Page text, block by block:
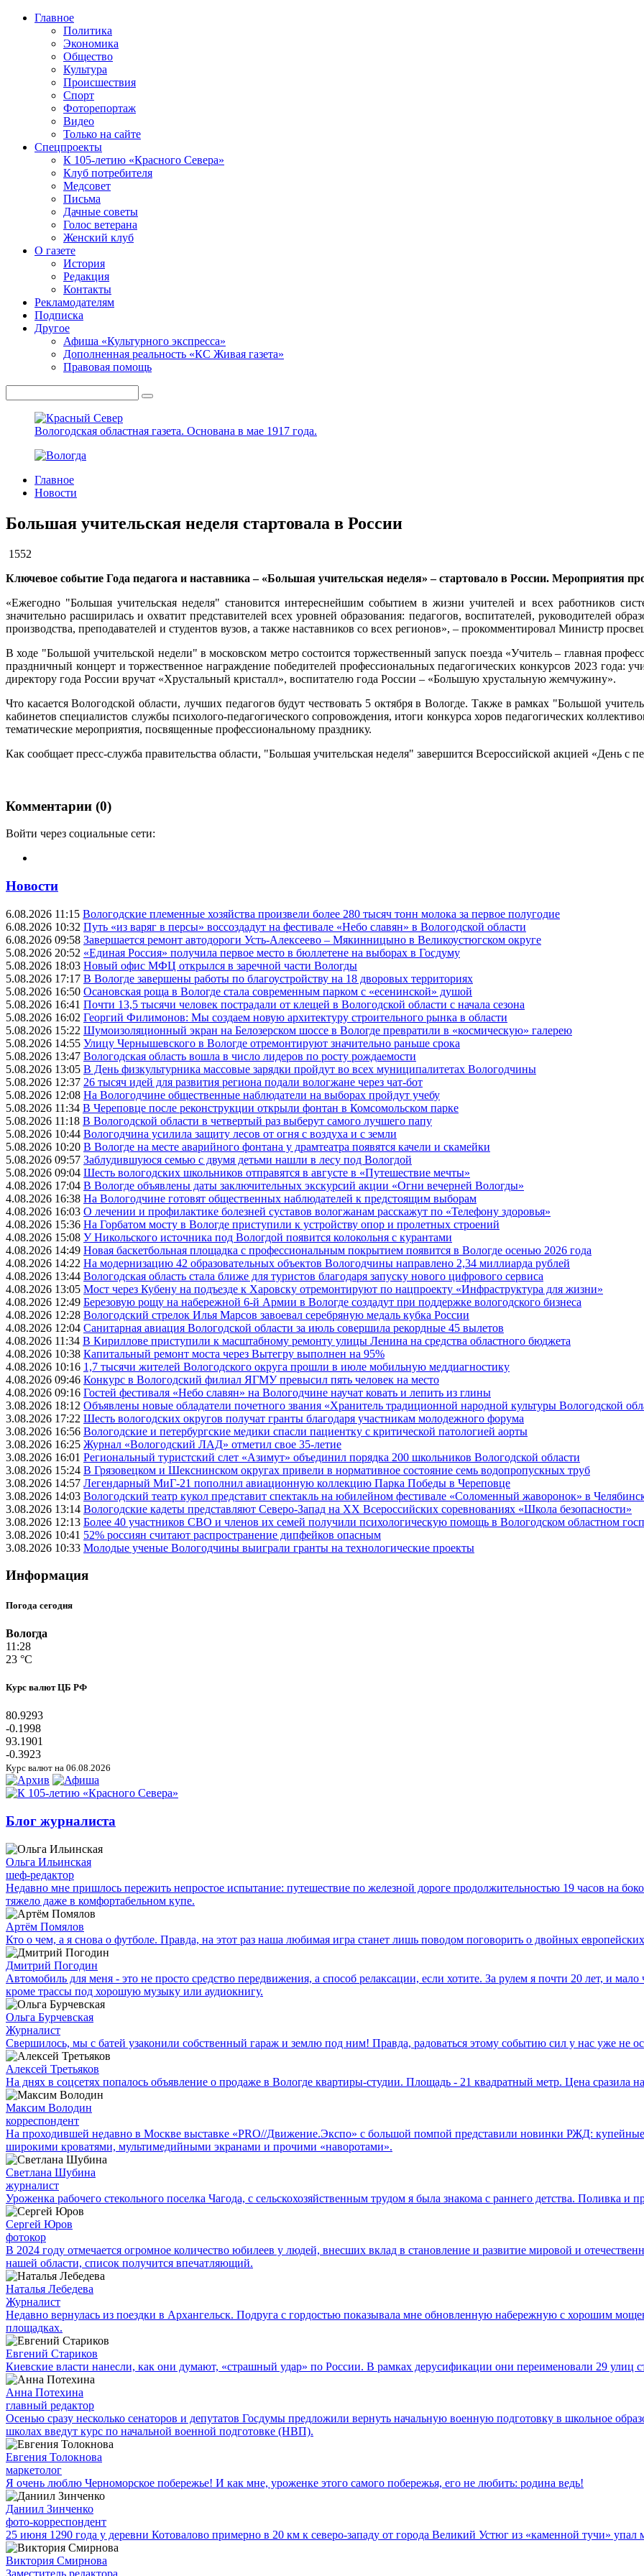
Главное
Политика
Экономика
Общество
Культура
Происшествия
Спорт
Фоторепортаж
Видео
Только на сайте
Спецпроекты
К 105-летию «Красного Севера»
Клуб потребителя
Медсовет
Письма
Дачные советы
Голос ветерана
Женский клуб
О газете
История
Редакция
Контакты
Рекламодателям
Подписка
Другое
Афиша «Культурного экспресса»
Дополненная реальность «КС Живая газета»
Правовая помощь
Вологодская областная газета. Основана в мае 1917 года.
Главное
Новости
Большая учительская неделя стартовала в России
1552
Ключевое событие Года педагога и наставника – «Большая учительская неделя» – стартовало в России. Мероприятия
«Ежегодно "Большая учительская неделя" становится интереснейшим событием в жизни учителей и всех работников
значительно расширилась и охватит представителей всех уровней образования: педагогов, воспитателей, руководителей
производства, преподавателей и студентов вузов, а также наставников со всех регионов», – прокомментировал Министр
В ходе "Большой учительской недели" в московском метро состоится торжественный запуск поезда «Учитель – главная
праздничный концерт и торжественное награждение победителей профессиональных педагогических конкурсов 2023 года:
директору года России вручат «Хрустальный кристалл», воспитателю года России – «Большую хрустальную жемчужину».
Что касается Вологодской области, лучших педагогов будут чествовать 5 октября в Вологде. Также в рамках "Большой
кабинетов специалистов службы психолого-педагогического сопровождения, итоги конкурса хоров педагогических
тематические мероприятия, посвященные профессиональному празднику.
Как сообщает пресс-служба правительства области, "Большая учительская неделя" завершится Всероссийской акцией «День с
Комментарии (0)
Войти через социальные сети:
Новости
6.08.2026 11:15 Вологодские племенные хозяйства произвели более 280 тысяч тонн молока за первое полугодие
6.08.2026 10:32 Путь «из варяг в персы» воссоздадут на фестивале «Небо славян» в Вологодской области
6.08.2026 09:58 Завершается ремонт автодороги Усть-Алексеево – Мякинницыно в Великоустюгском округе
5.08.2026 20:52 «Единая Россия» получила первое место в бюллетене на выборах в Госдуму
5.08.2026 18:03 Новый офис МФЦ открылся в заречной части Вологды
5.08.2026 17:17 В Вологде завершены работы по благоустройству на 18 дворовых территориях
5.08.2026 16:50 Осановская роща в Вологде стала современным парком с «есенинской» душой
5.08.2026 16:41 Почти 13,5 тысячи человек пострадали от клещей в Вологодской области с начала сезона
5.08.2026 16:02 Георгий Филимонов: Мы создаем новую архитектуру строительного рынка в области
5.08.2026 15:22 Шумоизоляционный экран на Белозерском шоссе в Вологде превратили в «космическую» галерею
5.08.2026 14:55 Улицу Чернышевского в Вологде отремонтируют значительно раньше срока
5.08.2026 13:47 Вологодская область вошла в число лидеров по росту рождаемости
5.08.2026 13:05 В День физкультурника массовые зарядки пройдут во всех муниципалитетах Вологодчины
5.08.2026 12:37 26 тысяч идей для развития региона подали вологжане через чат-бот
5.08.2026 12:08 На Вологодчине общественные наблюдатели на выборах пройдут учебу
5.08.2026 11:34 В Череповце после реконструкции открыли фонтан в Комсомольском парке
5.08.2026 11:18 В Вологодской области в четвертый раз выберут самого лучшего папу
5.08.2026 10:44 Вологодчина усилила защиту лесов от огня с воздуха и с земли
5.08.2026 10:20 В Вологде на месте аварийного фонтана у драмтеатра появятся качели и скамейки
5.08.2026 09:57 Заблудившуюся семью с двумя детьми нашли в лесу под Вологдой
5.08.2026 09:04 Шесть вологодских школьников отправятся в августе в «Путешествие мечты»
4.08.2026 17:04 В Вологде объявлены даты заключительных экскурсий акции «Огни вечерней Вологды»
4.08.2026 16:38 На Вологодчине готовят общественных наблюдателей к предстоящим выборам
4.08.2026 16:03 О лечении и профилактике болезней суставов вологжанам расскажут по «Телефону здоровья»
4.08.2026 15:36 На Горбатом мосту в Вологде приступили к устройству опор и пролетных строений
4.08.2026 15:08 У Никольского источника под Вологдой появится колокольня с курантами
4.08.2026 14:49 Новая баскетбольная площадка с профессиональным покрытием появится в Вологде осенью 2026 года
4.08.2026 14:22 На модернизацию 42 образовательных объектов Вологодчины направлено 2,34 миллиарда рублей
4.08.2026 13:44 Вологодская область стала ближе для туристов благодаря запуску нового цифрового сервиса
4.08.2026 13:05 Мост через Кубену на подъезде к Харовску отремонтируют по нацпроекту «Инфраструктура для жизни»
4.08.2026 12:49 Березовую рощу на набережной 6-й Армии в Вологде создадут при поддержке вологодского бизнеса
4.08.2026 12:28 Вологодский стрелок Илья Марсов завоевал серебряную медаль кубка России
4.08.2026 12:04 Санитарная авиация Вологодской области за июль совершила рекордные 45 вылетов
4.08.2026 11:34 В Кириллове приступили к масштабному ремонту улицы Ленина на средства областного бюджета
4.08.2026 10:38 Капитальный ремонт моста через Вытегру выполнен на 95%
4.08.2026 10:16 1,7 тысячи жителей Вологодского округа прошли в июле мобильную меддиагностику
4.08.2026 09:46 Конкурс в Вологодский филиал ЯГМУ превысил пять человек на место
4.08.2026 09:16 Гостей фестиваля «Небо славян» на Вологодчине научат ковать и лепить из глины
3.08.2026 18:12 Объявлены новые обладатели почетного звания «Хранитель традиционной народной культуры Вологодской
3.08.2026 17:22 Шесть вологодских округов получат гранты благодаря участникам молодежного форума
3.08.2026 16:56 Вологодские и петербургские медики спасли пациентку с критической патологией аорты
3.08.2026 16:25 Журнал «Вологодский ЛАД» отметил свое 35-летие
3.08.2026 16:01 Региональный туристский слет «Азимут» объединил порядка 200 школьников Вологодской области
3.08.2026 15:24 В Грязовецком и Шекснинском округах привели в нормативное состояние семь водопропускных труб
3.08.2026 14:57 Легендарный МиГ-21 пополнил авиационную коллекцию Парка Победы в Череповце
3.08.2026 14:03 Вологодский театр кукол представит спектакль на юбилейном фестивале «Соломенный жаворонок» в
3.08.2026 13:14 Вологодские кадеты представляют Северо-Запад на XX Всероссийских соревнованиях «Школа безопасности»
3.08.2026 12:13 Более 40 участников СВО и членов их семей получили психологическую помощь в Вологодском областном
3.08.2026 10:41 52% россиян считают распространение дипфейков опасным
3.08.2026 10:33 Молодые ученые Вологодчины выиграли гранты на технологические проекты
Информация
Погода сегодня
Вологда
11:28
23 °C
Курс валют ЦБ РФ
80.9293
-0.1998
93.1901
-0.3923
Курс валют на 06.08.2026
Блог журналиста
Ольга Ильинская
шеф-редактор
Недавно мне пришлось пережить непростое испытание: путешествие по железной дороге продолжительностью 19 часов на
тяжело даже в комфортабельном купе.
Артём Помялов
Кто о чем, а я снова о футболе. Правда, на этот раз наша любимая игра станет лишь поводом поговорить о двойных европейских
Дмитрий Погодин
Автомобиль для меня - это не просто средство передвижения, а способ релаксации, если хотите. За рулем я почти 20 лет, и
кроме трассы под хорошую музыку или аудиокнигу.
Ольга Бурчевская
Журналист
Свершилось, мы с батей узаконили собственный гараж и землю под ним! Правда, радоваться этому событию сил у нас уже не
Алексей Третьяков
На днях в соцсетях попалось объявление о продаже в Вологде квартиры-студии. Площадь - 21 квадратный метр. Цена сразила
Максим Володин
корреспондент
На проходившей недавно в Мос­кве выставке «PRO//Движение.Экспо» с большой помпой представили новинки РЖД:
широкими кроватями, мультимедийными экранами и прочими «наворотами».
Светлана Шубина
журналист
Уроженка рабочего стекольного поселка Чагода, с сельскохозяйственным трудом я была знакома с раннего детства. Поливка и
Сергей Юров
фотокор
В 2024 году отмечается огромное количество юбилеев у людей, внесших вклад в становление и развитие мировой и
нашей области, список получится впечатляющий.
Наталья Лебедева
Журналист
Недавно вернулась из поездки в Архангельск. Подруга с гордостью показывала мне обновленную набережную с хорошим
площадках.
Евгений Стариков
Киевские власти нанесли, как они думают, «страшный удар» по России. В рамках дерусификации они переименовали 29
Анна Потехина
главный редактор
Осенью сразу несколько сенаторов и депутатов Госдумы предложили вернуть начальную военную подготовку в школьное
школах введут курс по начальной военной подготовке (НВП).
Евгения Толокнова
маркетолог
Я очень люблю Черноморское побережье! И как мне, уроженке этого самого побережья, его не любить: родина ведь!
Даниил Зинченко
фото-корреспондент
25 июня 1290 года у деревни Котовалово примерно в 20 км к северо-западу от города Великий Устюг из «каменной тучи»
Виктория Смирнова
Заместитель редактора